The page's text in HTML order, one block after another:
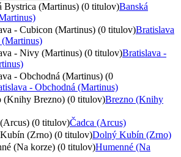
Bystrica (Martinus) (0 titulov)Banská
- Cubicon (Martinus) (0 titulov)Bratislava
- Nivy (Martinus) (0 titulov)Bratislava -
- Obchodná (Martinus) (0
- Obchodná (Martinus)
(Knihy Brezno) (0 titulov)Brezno (Knihy
(0 titulov)Čadca (Arcus)
(Zrno) (0 titulov)Dolný Kubín (Zrno)
(Na korze) (0 titulov)Humenné (Na